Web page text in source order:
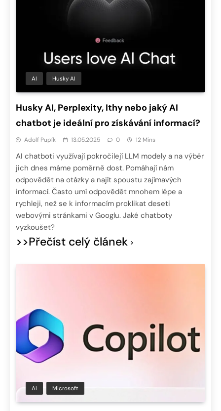
AI Husky AI
Husky AI, Perplexity, Ithy nebo jaký AI
chatbot je ideální pro získávání informací?
Adolf Pupík 13.05.2025 0 12 Mins
AI chatboti využívají pokročilejí LLM modely a na výběr
jich dnes máme poměrně dost. Pomáhají nám
odpovědět na otázky a najít spoustu zajímavých
informací. Často umí odpovědět mnohem lépe a
rychleji, než se k informacím proklikat deseti
webovými stránkami v Googlu. Jaké chatboty
vyzkoušet?
>>Přečíst celý článek
AI Microsoft